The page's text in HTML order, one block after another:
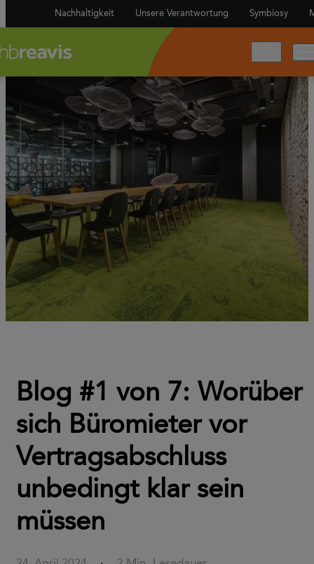
Nachhaltigkeit Unsere Verantwortung Symbiosy
Blog #1 von 7: Worüber
sich Büromieter vor
Vertragsabschluss
unbedingt klar sein
müssen